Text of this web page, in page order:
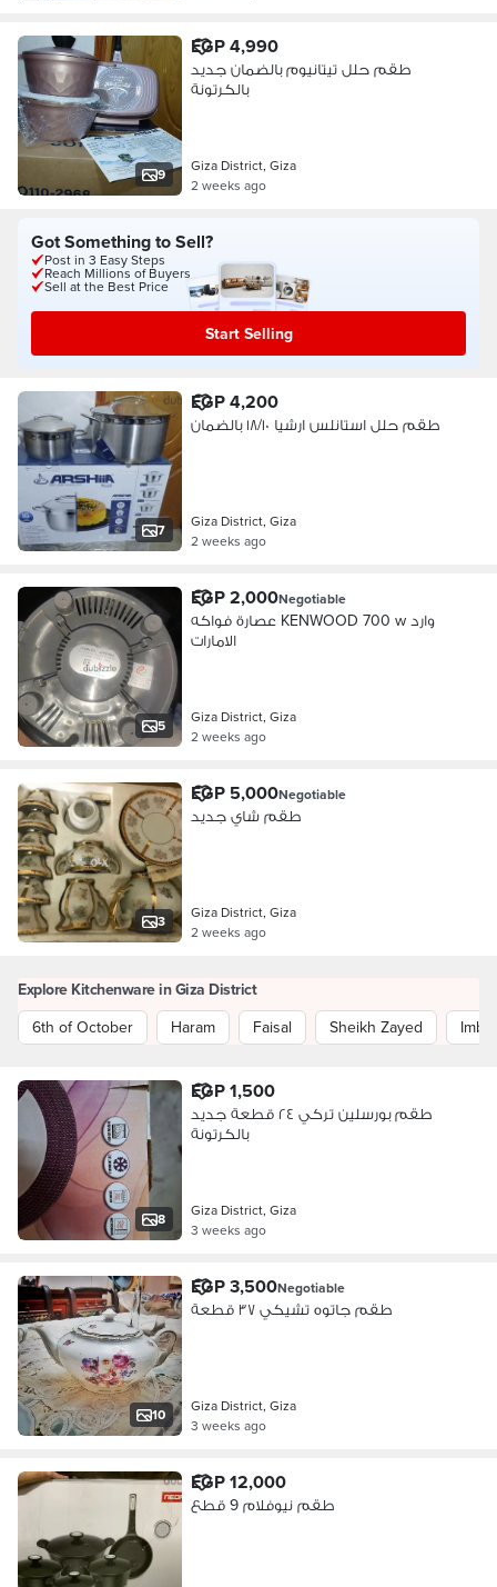
9
EGP 4,990
طقم حلل تيتانيوم بالضمان جديد
بالكرتونة
Giza District, Giza
2 weeks ago
Got Something to Sell?
Post in 3 Easy Steps
Reach Millions of Buyers
Sell at the Best Price
Start Selling
7
EGP 4,200
طقم حلل استانلس ارشيا ١٨/١٠ بالضمان
Giza District, Giza
2 weeks ago
5
EGP 2,000Negotiable
عصارة فواكه KENWOOD 700 w وارد
الامارات
Giza District, Giza
2 weeks ago
3
EGP 5,000Negotiable
طقم شاي جديد
Giza District, Giza
2 weeks ago
Explore Kitchenware in Giza District
6th of October
Haram Faisal Sheikh Zayed
8
EGP 1,500
طقم بورسلين تركي ٢٤ قطعة جديد
بالكرتونة
Giza District, Giza
3 weeks ago
10
EGP 3,500Negotiable
طقم جاتوه تشيكي ٣٧ قطعة
Giza District, Giza
3 weeks ago
EGP 12,000
طقم نيوفلام 9 قطع